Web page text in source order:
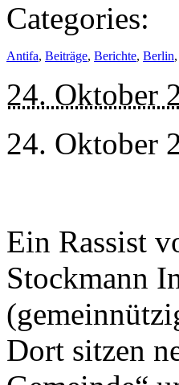
Categories:
Antifa, Beiträge, Berichte, Berlin,
24. Oktober
24. Oktober
Ein Rassist
Stockmann
Dort sitzen